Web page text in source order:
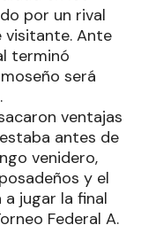
por un rival
visitante. Ante
terminó
será
ventajas
antes de
venidero,
y el
jugar la final
Federal A.